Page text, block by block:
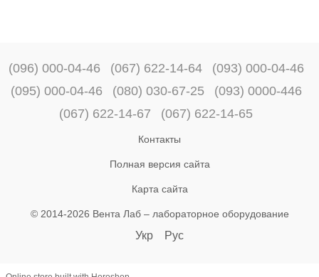
(096) 000-04-46 (067) 622-14-64
(093) 000-04-46
(095) 000-04-46
(080) 030-67-25
(093) 0000-446
(067) 622-14-67
(067) 622-14-65
Контакты
Полная версия сайта
Карта сайта
© 2014-2026 Вента Лаб – лабораторное оборудование
Укр Рус